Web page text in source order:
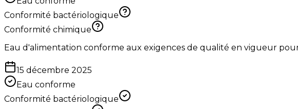
Conformité bactériologique
Conformité chimique
Eau d'alimentation conforme aux exigences de qualité en vigueur
15 décembre 2025
Eau conforme
Conformité bactériologique